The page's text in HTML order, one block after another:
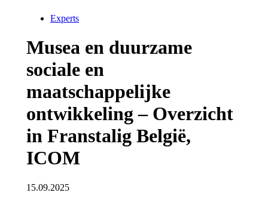
Experts
Musea en duurzame
sociale en
maatschappelijke
ontwikkeling – Overzicht
in Franstalig België,
ICOM
15.09.2025